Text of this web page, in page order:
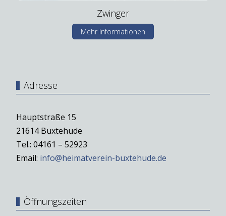
Zwinger
Mehr Informationen
Adresse
Hauptstraße 15
21614 Buxtehude
Tel.: 04161 – 52923
Email: info@heimatverein-buxtehude.de
Öffnungszeiten